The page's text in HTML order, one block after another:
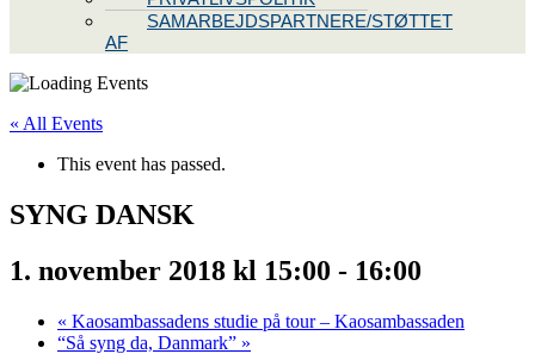
SAMARBEJDSPARTNERE/STØTTET
AF
« All Events
This event has passed.
SYNG DANSK
1. november 2018 kl 15:00 - 16:00
« Kaosambassadens studie på tour – Kaosambassaden
“Så syng da, Danmark” »